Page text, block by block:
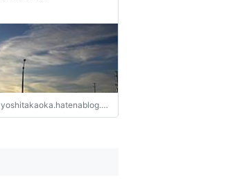
yoshitakaoka.hatenablog.com